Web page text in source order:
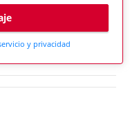
y privacidad